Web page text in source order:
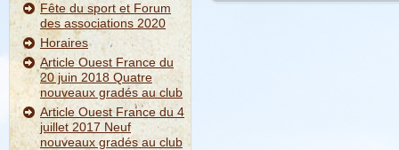
Fête du sport et Forum
des associations 2020
Horaires
Article Ouest France du
20 juin 2018 Quatre
nouveaux gradés au club
Article Ouest France du 4
juillet 2017 Neuf
nouveaux gradés au club